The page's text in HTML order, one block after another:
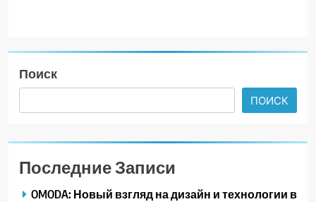
Поиск
ПОИСК
Последние Записи
OMODA: Новый взгляд на дизайн и технологии в